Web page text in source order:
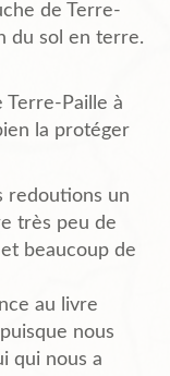
de Terre-
du sol en terre.
Paille à
la protéger
redoutions un
très peu de
beaucoup de
au livre
nous
qui nous a